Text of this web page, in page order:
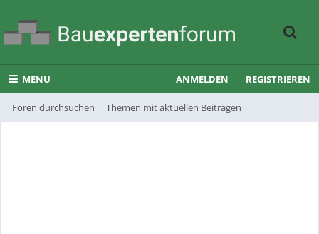
MENU
Foren durchsuchen Themen mit aktuellen Beiträgen
ANMELDEN REGISTRIEREN